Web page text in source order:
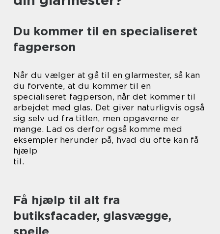
Du kommer til en specialiseret
fagperson
Når du vælger at gå til en glarmester, så kan
du forvente, at du kommer til en
specialiseret fagperson, når det kommer til
arbejdet med glas. Det giver naturligvis også
sig selv ud fra titlen, men opgaverne er
mange. Lad os derfor også komme med
eksempler herunder på, hvad du ofte kan få
hjælp
til.
Få hjælp til alt fra
butiksfacader, glasvægge,